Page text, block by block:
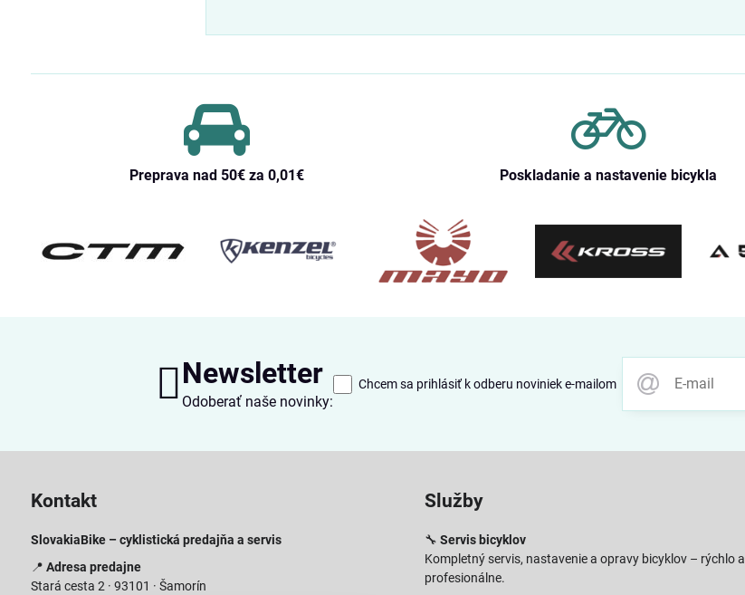
Preprava nad 50€ za 0,01€ Poskladanie a nastavenie bicykla
Newsletter
Odoberať naše novinky:
Chcem sa prihlásiť k odberu noviniek e-mailom
Kontakt
SlovakiaBike – cyklistická predajňa a servis
📍 Adresa predajne
Stará cesta 2 · 93101 · Šamorín
Služby
🔧 Servis bicyklov
Kompletný servis, nastavenie a opravy bicyklov – rýchlo a
profesionálne.